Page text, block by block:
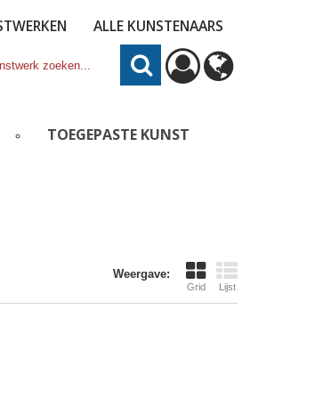
ALLE KUNSTENAARS
TOEGEPASTE KUNST
Weergave:
Grid Lijst